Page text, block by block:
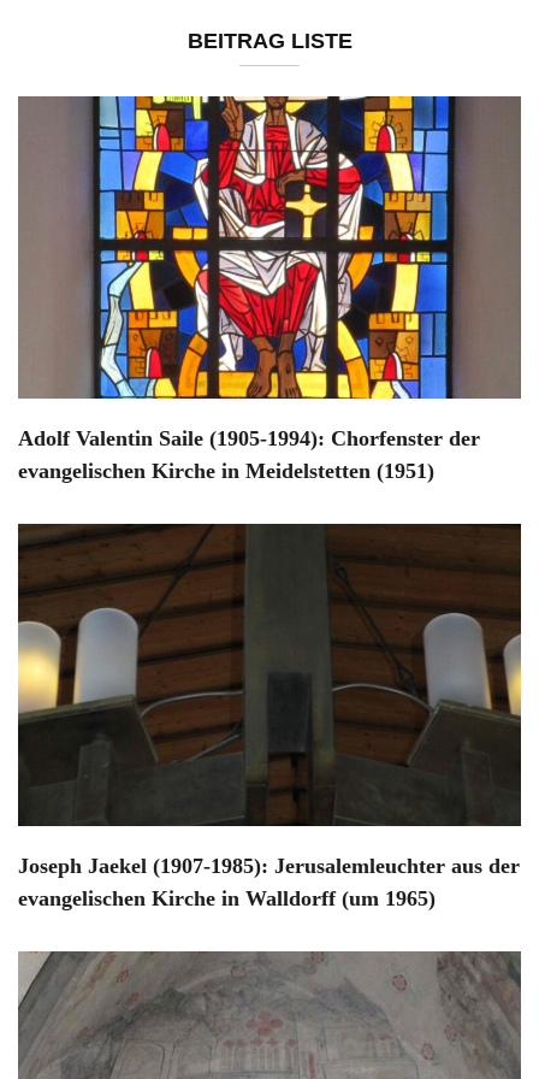
BEITRAG LISTE
Adolf Valentin Saile (1905-1994): Chorfenster der
evangelischen Kirche in Meidelstetten (1951)
Joseph Jaekel (1907-1985): Jerusalemleuchter aus der
evangelischen Kirche in Walldorff (um 1965)